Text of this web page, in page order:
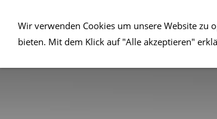
Wir verwenden Cookies um unsere Website zu
bieten. Mit dem Klick auf "Alle akzeptieren"